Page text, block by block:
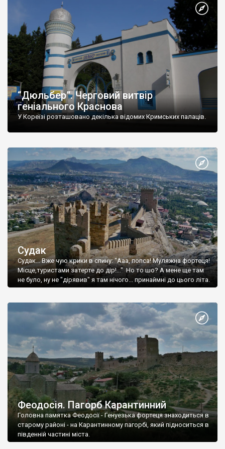
“Дюльбер”. Черговий витвір
геніального Краснова
У Кореїзі розташовано декілька відомих Кримських палаців.
Судак
Судак... Вже чую крики в спину: "Ааа, попса! Муляжна фортеця!
Місце,туристами затерте до дір!..." Но то шо? А мене ще там
не було, ну не "дірявив" я там нічого... принаймні до цього літа.
Феодосія. Пагорб Карантинний
Головна памятка Феодосії - Генуезька фортеця знаходиться в
старому районі - на Карантинному пагорбі, який підноситься в
південній частині міста.